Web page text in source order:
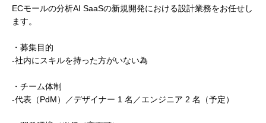
ECモールの分析AI SaaSの新規開発における設計業務をお任せし
ます。
・募集目的
-社内にスキルを持った方がいない為
・チーム体制
-代表（PdM）／デザイナー 1 名／エンジニア 2 名（予定）